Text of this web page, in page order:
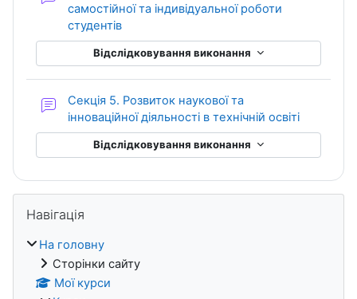
самостійної та індивідуальної роботи
студентів
Відслідковування виконання
Секція 5. Розвиток наукової та
інноваційної діяльності в технічній освіті
Відслідковування виконання
Блоки
Навігація
На головну
Сторінки сайту
Мої курси